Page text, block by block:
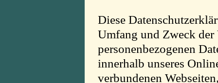
Diese
Umfang und Zweck
personenbezogenen
innerhalb unseres
verbundenen